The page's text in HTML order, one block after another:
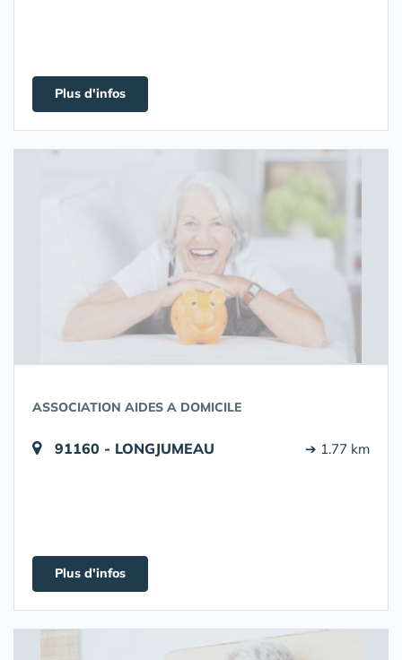
Plus d'infos
ASSOCIATION AIDES A DOMICILE
91160 - LONGJUMEAU ➔ 1.77 km
Plus d'infos